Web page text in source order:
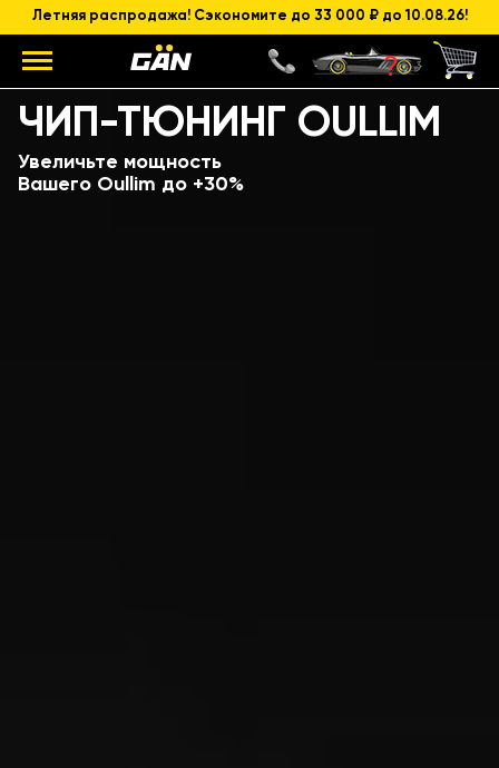
Летняя распродажа! Сэкономите до 33 000 ₽ до 10.08.26!
ЧИП-ТЮНИНГ OULLIM
Увеличьте мощность
Вашего Oullim до +30%
Модель
Объем и мощность ДВС